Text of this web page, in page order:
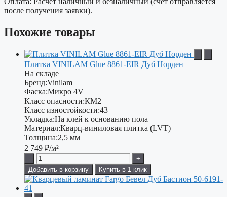
после получения заявки).
Похожие товары
Плитка VINILAM Glue 8861-EIR Дуб Норден
На складе
Бренд:Vinilam
Фаска:Микро 4V
Класс опасности:КМ2
Класс изностойкости:43
Укладка:На клей к основанию пола
Материал:Кварц-виниловая плитка (LVT)
Толщина:2,5 мм
2 749 ₽/м²
-
+
Добавить в корзину
Купить в 1 клик